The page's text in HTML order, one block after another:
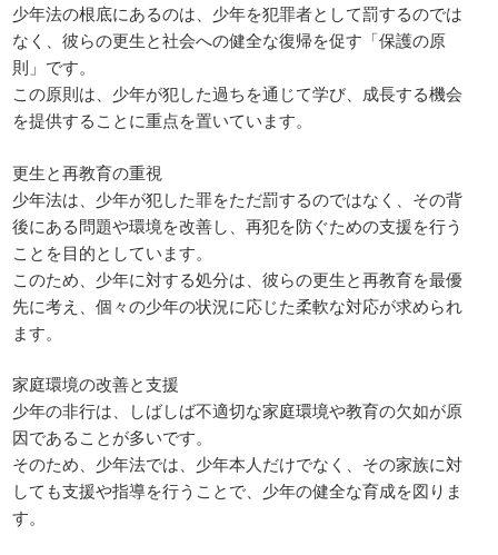
少年法の根底にあるのは、少年を犯罪者として罰するのでは
なく、彼らの更生と社会への健全な復帰を促す「保護の原
則」です。
この原則は、少年が犯した過ちを通じて学び、成長する機会
を提供することに重点を置いています。
更生と再教育の重視
少年法は、少年が犯した罪をただ罰するのではなく、その背
後にある問題や環境を改善し、再犯を防ぐための支援を行う
ことを目的としています。
このため、少年に対する処分は、彼らの更生と再教育を最優
先に考え、個々の少年の状況に応じた柔軟な対応が求められ
ます。
家庭環境の改善と支援
少年の非行は、しばしば不適切な家庭環境や教育の欠如が原
因であることが多いです。
そのため、少年法では、少年本人だけでなく、その家族に対
しても支援や指導を行うことで、少年の健全な育成を図りま
す。